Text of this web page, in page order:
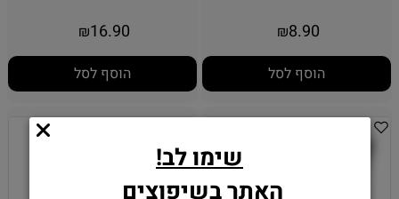
₪8.90
הוסף לסל
₪16.90
הוסף לסל
שימו לב!
האתר בשיפוצים